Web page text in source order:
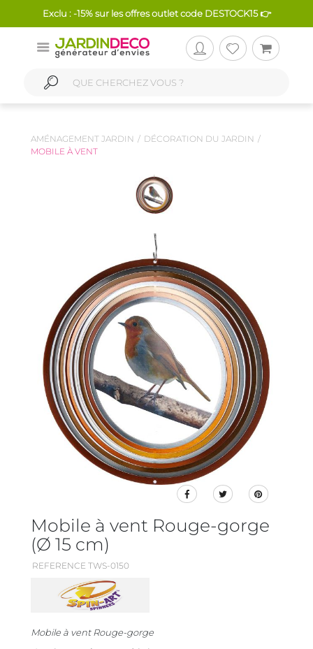
Exclu : -15% sur les offres outlet code DESTOCK15 👉
AMÉNAGEMENT JARDIN
DÉCORATION DU JARDIN
MOBILE À VENT
Mobile à vent Rouge-gorge
(Ø 15 cm)
REFERENCE TWS-0150
Mobile à vent Rouge-gorge